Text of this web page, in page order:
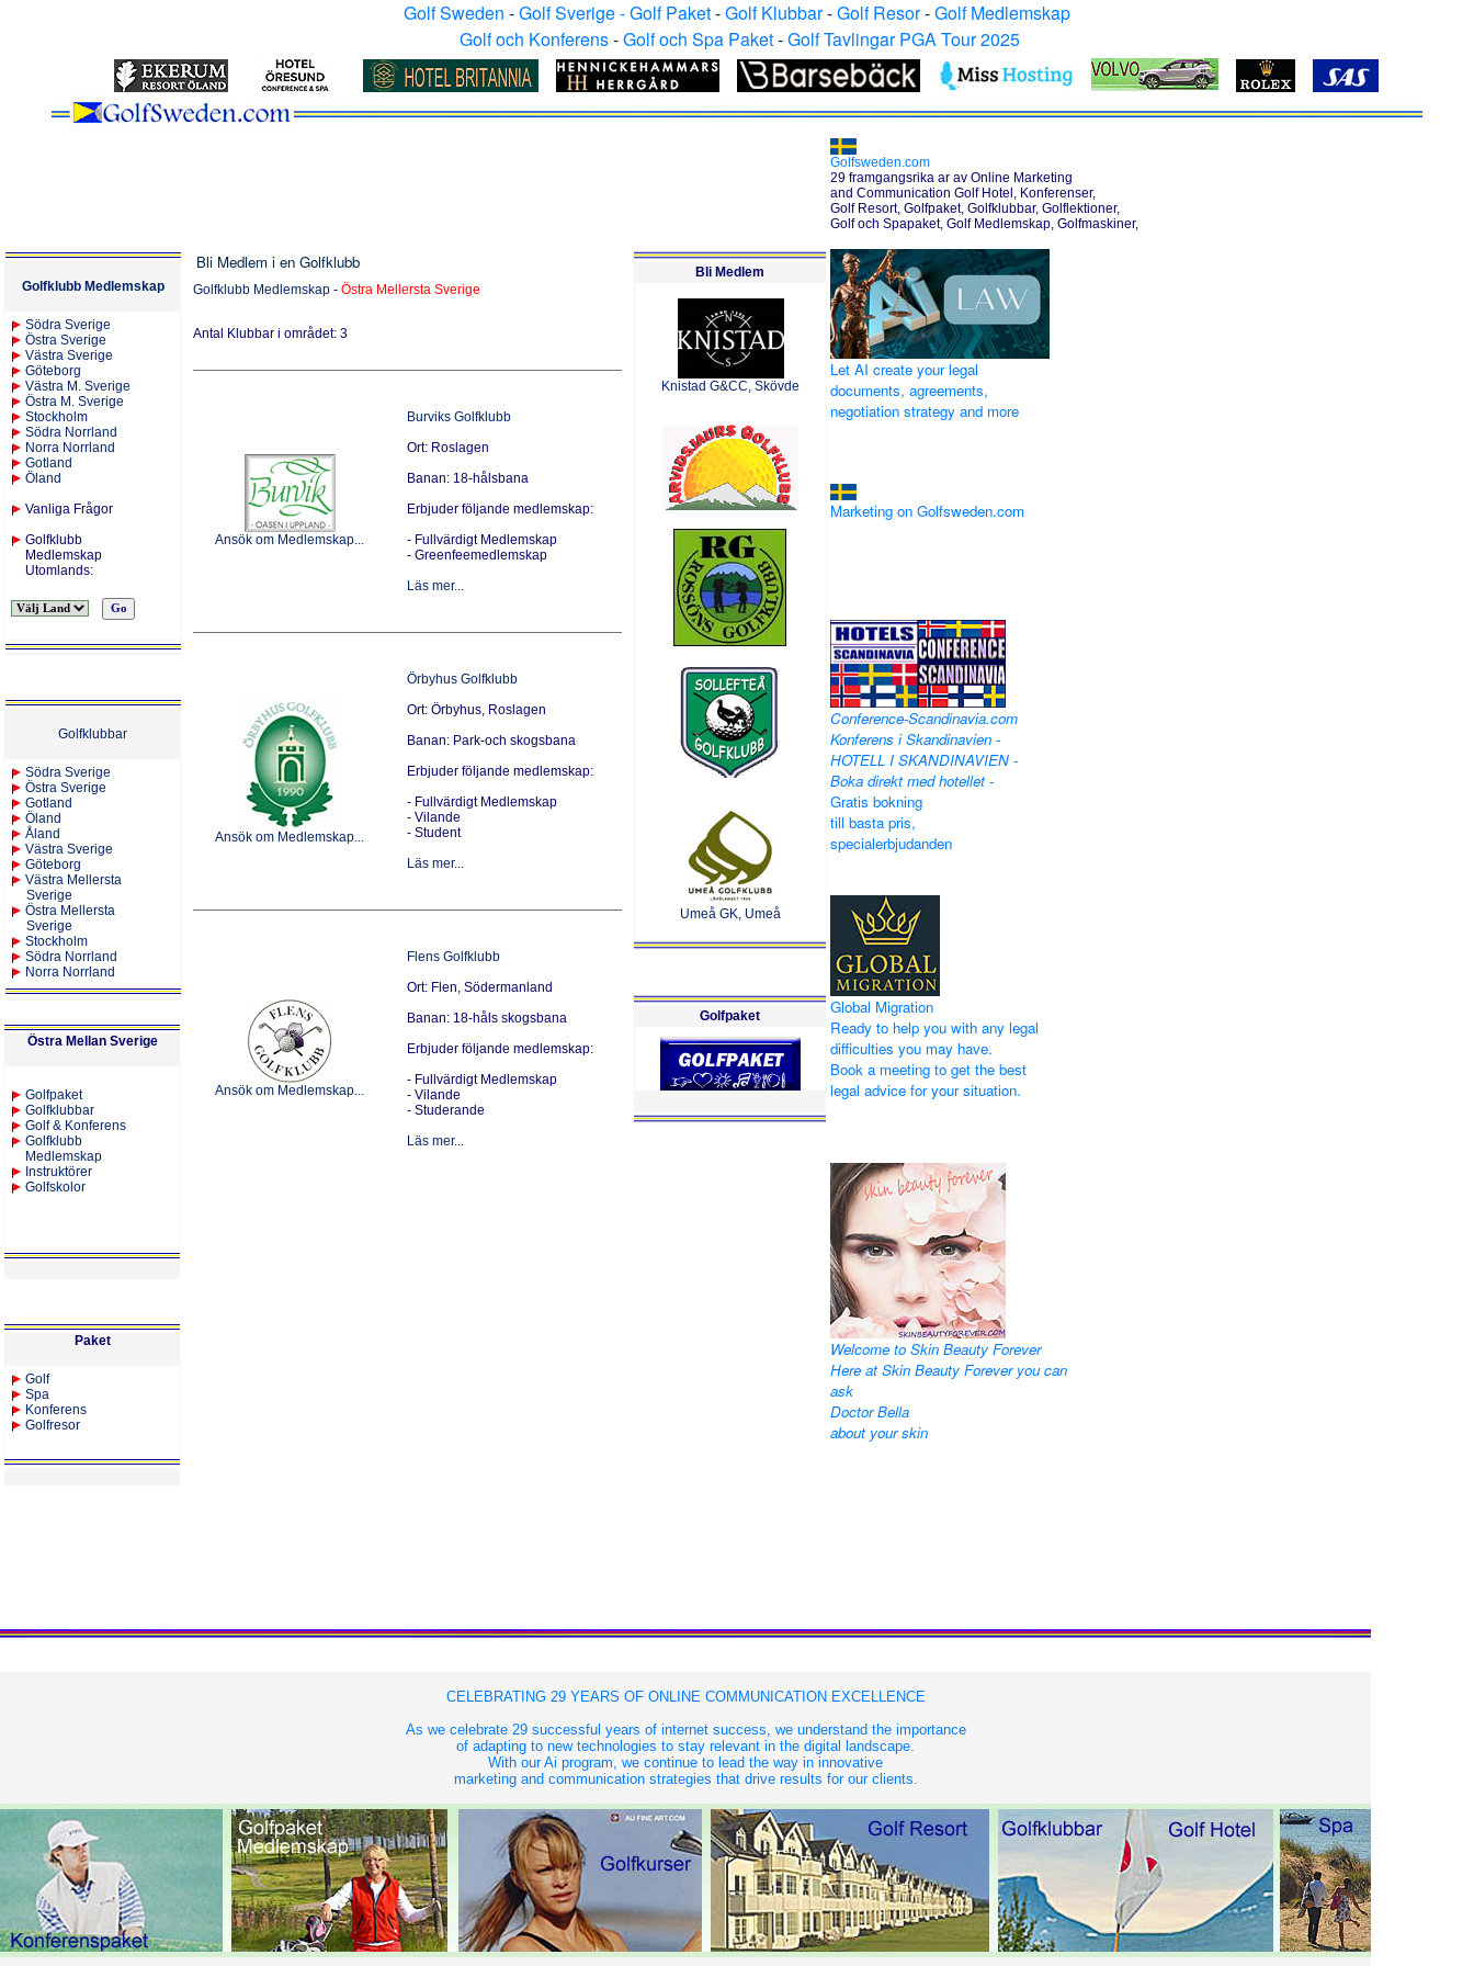
Golf Sweden -Golf Sverige - Golf Paket-Golf Klubbar-Golf Resor-Golf Medlemskap
Golf och Konferens-Golf och Spa Paket-Golf Tavlingar PGA Tour 2025
Golfklubb Medlemskap
Södra Sverige
Östra Sverige
Västra Sverige
Göteborg
Västra M. Sverige
Östra M. Sverige
Stockholm
Södra Norrland
Norra Norrland
Gotland
Öland
Vanliga Frågor
Golfklubb
Medlemskap
Utomlands:
Golfklubbar
Södra Sverige
Östra Sverige
Gotland
Öland
Åland
Västra Sverige
Göteborg
Västra Mellersta
Sverige
Östra Mellersta
Sverige
Stockholm
Södra Norrland
Norra Norrland
Östra Mellan Sverige
Golfpaket
Golfklubbar
Golf & Konferens
Golfklubb
Medlemskap
Instruktörer
Golfskolor
Paket
Golf
Spa
Konferens
Golfresor
Bli Medlem i en Golfklubb
Golfklubb Medlemskap - Östra Mellersta Sverige
Antal Klubbar i området: 3
Ansök om Medlemskap...
Burviks Golfklubb
Ort: Roslagen
Banan: 18-hålsbana
Erbjuder följande medlemskap:
- Fullvärdigt Medlemskap
- Greenfeemedlemskap
Läs mer...
Ansök om Medlemskap...
Örbyhus Golfklubb
Ort: Örbyhus, Roslagen
Banan: Park-och skogsbana
Erbjuder följande medlemskap:
- Fullvärdigt Medlemskap
- Vilande
- Student
Läs mer...
Ansök om Medlemskap...
Flens Golfklubb
Ort: Flen, Södermanland
Banan: 18-håls skogsbana
Erbjuder följande medlemskap:
- Fullvärdigt Medlemskap
- Vilande
- Studerande
Läs mer...
Bli Medlem
Knistad G&CC, Skövde
Umeå GK, Umeå
Golfpaket
Golfsweden.com
29 framgangsrika ar av Online Marketing
and Communication Golf Hotel, Konferenser,
Golf Resort, Golfpaket, Golfklubbar, Golflektioner,
Golf och Spapaket, Golf Medlemskap, Golfmaskiner,
Let AI create your legal
documents, agreements,
negotiation strategy and more
Marketing on Golfsweden.com
Conference-Scandinavia.com
Konferens i Skandinavien -
HOTELL I SKANDINAVIEN -
Boka direkt med hotellet-
Gratis bokning
till basta pris,
specialerbjudanden
Global Migration
Ready to help you with any legal
difficulties you may have.
Book a meeting to get the best
legal advice for your situation.
Welcome to Skin Beauty Forever
Here at Skin Beauty Forever you can
ask
Doctor Bella
about your skin
CELEBRATING 29 YEARS OF ONLINE COMMUNICATION EXCELLENCE
As we celebrate 29 successful years of internet success, we understand the importance
of adapting to new technologies to stay relevant in the digital landscape.
With our Ai program, we continue to lead the way in innovative
marketing and communication strategies that drive results for our clients.